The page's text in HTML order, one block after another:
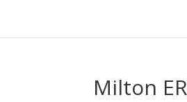
Milton